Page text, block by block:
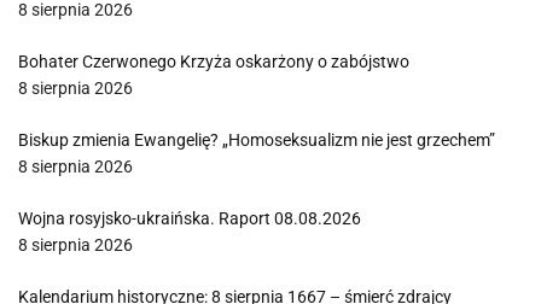
8 sierpnia 2026
Bohater Czerwonego Krzyża oskarżony o zabójstwo
8 sierpnia 2026
Biskup zmienia Ewangelię? „Homoseksualizm nie jest grzechem”
8 sierpnia 2026
Wojna rosyjsko-ukraińska. Raport 08.08.2026
8 sierpnia 2026
Kalendarium historyczne: 8 sierpnia 1667 – śmierć zdrajcy